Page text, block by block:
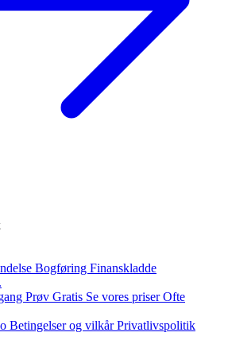
Bogføring Finanskladde
Prøv Gratis Se vores priserOfte
Betingelser og vilkårPrivatlivspolitik